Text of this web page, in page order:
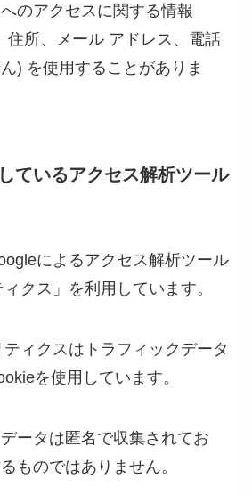
のアクセスに関する情報
住所、メール アドレス、電話
) を使用することがありま
ているアクセス解析ツール
によるアクセス解析ツール
ィクス」を利用しています。
ィクスはトラフィックデータ
を使用しています。
ータは匿名で収集されてお
ものではありません。